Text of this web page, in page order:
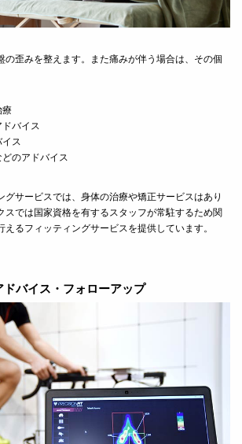
の歪みを整えます。また痛みが伴う場合は、その個
療
バイス
ス
のアドバイス
サービスでは、身体の治療や矯正サービスはあり
スでは国家資格を有するスタッフが常駐するため関
るフィッティングサービスを提供しています。
ドバイス・フォローアップ